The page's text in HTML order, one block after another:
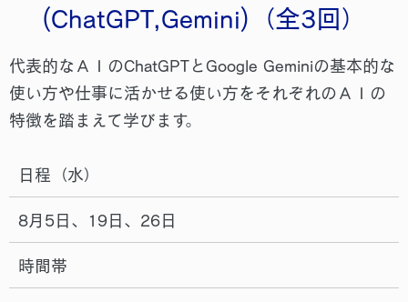
(ChatGPT,Gemini)（全3回）
代表的なＡＩのChatGPTとGoogle Geminiの基本的な
使い⽅や仕事に活かせる使い⽅をそれぞれのＡＩの
特徴を踏まえて学びます。
日程（水）
8月5日、19日、26日
時間帯